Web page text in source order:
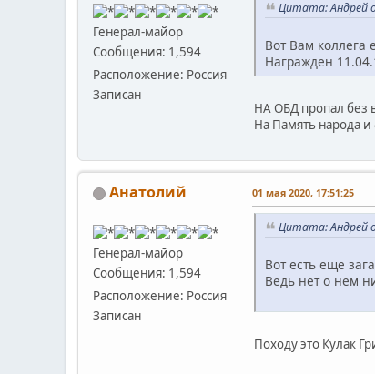
Генерал-майор
Сообщения: 1,594
Расположение: Россия
Записан
Цитата: Андрей
Вот Вам коллега
Награжден
НА ОБД пропал без
На Память народа и
Анатолий
Генерал-майор
Сообщения: 1,594
Расположение: Россия
Записан
01 мая 2020, 17:51:25
Цитата: Андрей
Вот есть еще
Ведь нет о нем
Походу это Кулак